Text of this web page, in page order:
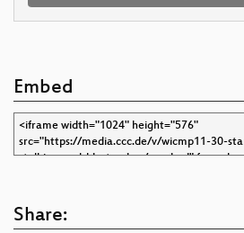
Embed
Share: